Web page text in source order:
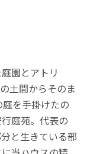
園とアトリ
土間からそのま
を手掛けたの
庭苑。代表の
と生きている部